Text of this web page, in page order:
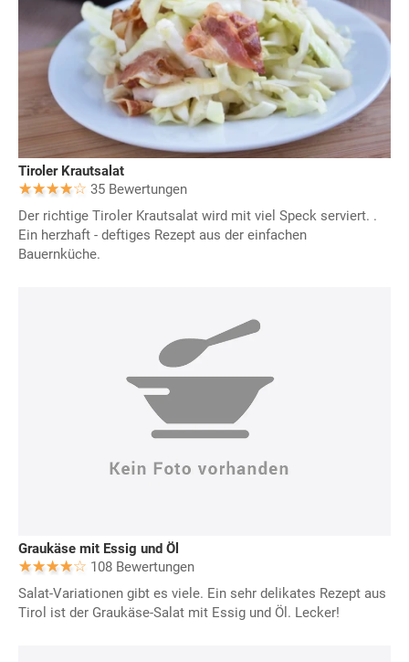
Tiroler Krautsalat
35 Bewertungen
Der richtige Tiroler Krautsalat wird mit viel Speck serviert. .
Ein herzhaft - deftiges Rezept aus der einfachen
Bauernküche.
Graukäse mit Essig und Öl
108 Bewertungen
Salat-Variationen gibt es viele. Ein sehr delikates Rezept aus
Tirol ist der Graukäse-Salat mit Essig und Öl. Lecker!